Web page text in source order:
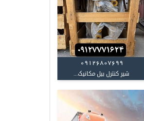
09126807699
شیر کنترل بیل مکانیک...